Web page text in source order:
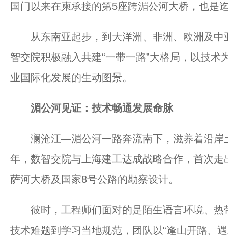
国门以来在柬承接的第5座跨湄公河大桥，也是
从东南亚起步，到大洋洲、非洲、欧洲及中
智交院积极融入共建“一带一路”大格局，以技
业国际化发展的生动图景。
湄公河见证：技术畅通发展命脉
澜沧江—湄公河一路奔流南下，滋养着沿岸
年，数智交院与上海建工达成战略合作，首次
萨河大桥及国家8号公路的勘察设计。
彼时，工程师们面对的是陌生语言环境、热
技术难题到学习当地规范，团队以“逢山开路、